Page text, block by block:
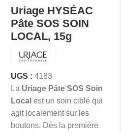
Uriage HYSÉAC
Pâte SOS SOIN
LOCAL, 15g
UGS : 4183
La Uriage Pâte SOS Soin
Local est un soin ciblé qui
agit localement sur les
boutons. Dès la première